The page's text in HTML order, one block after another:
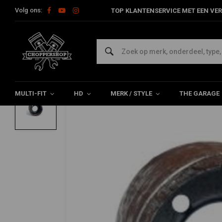
Volg ons: TOP KLANTENSERVICE MET EEN
MULTI-FIT HD MERK / STYLE THE GARAGE
Home Multi-fit Tanks en Toebehoren DIY Benzinetank Parts
PAUGHCO
Benzinetank Bung 1982<